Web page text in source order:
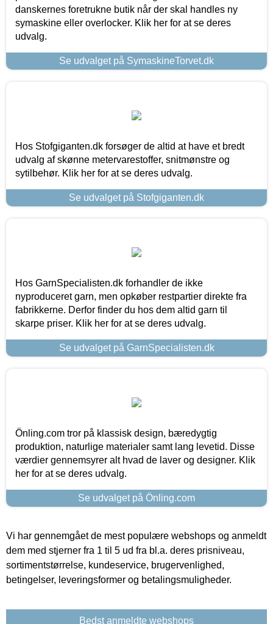
danskernes foretrukne butik når der skal handles ny
symaskine eller overlocker. Klik her for at se deres
udvalg.
Se udvalget på SymaskineTorvet.dk
Hos Stofgiganten.dk forsøger de altid at have et bredt
udvalg af skønne metervarestoffer, snitmønstre og
sytilbehør. Klik her for at se deres udvalg.
Se udvalget på Stofgiganten.dk
Hos GarnSpecialisten.dk forhandler de ikke
nyproduceret garn, men opkøber restpartier direkte fra
fabrikkerne. Derfor finder du hos dem altid garn til
skarpe priser. Klik her for at se deres udvalg.
Se udvalget på GarnSpecialisten.dk
Önling.com tror på klassisk design, bæredygtig
produktion, naturlige materialer samt lang levetid. Disse
værdier gennemsyrer alt hvad de laver og designer. Klik
her for at se deres udvalg.
Se udvalget på Önling.com
Vi har gennemgået de mest populære webshops og anmeldt
dem med stjerner fra 1 til 5 ud fra bl.a. deres prisniveau,
sortimentstørrelse, kundeservice, brugervenlighed,
betingelser, leveringsformer og betalingsmuligheder.
Bedst anmeldte webshops